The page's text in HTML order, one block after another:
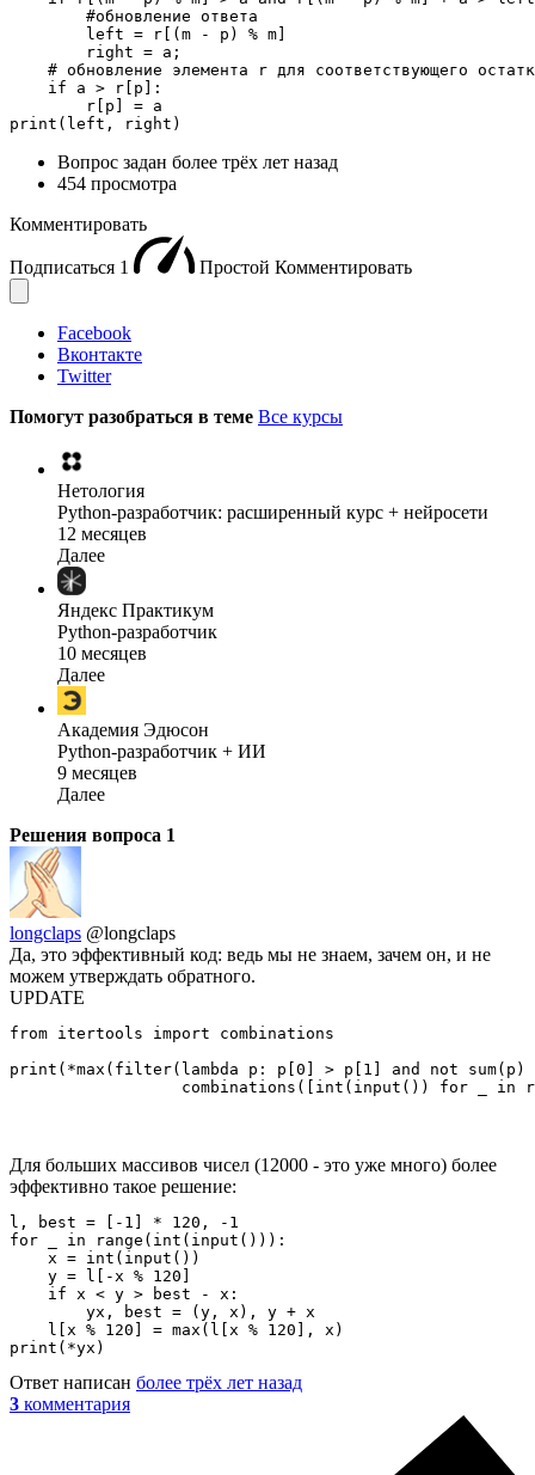
        #обновление ответа
        left = r[(m - p) % m]
        right = a;
# обновление элемента r для соответствующего
    if a > r[p]:
        r[p] = a
print(left, right)
Вопрос задан более трёх лет назад
454 просмотра
Комментировать
Подписаться 1 Простой Комментировать
Facebook
Вконтакте
Twitter
Помогут разобраться в теме Все курсы
Нетология
Python-разработчик: расширенный курс + нейросети
12 месяцев
Далее
Яндекс Практикум
Python-разработчик
10 месяцев
Далее
Академия Эдюсон
Python-разработчик + ИИ
9 месяцев
Далее
Решения вопроса 1
longclaps @longclaps
Да, это эффективный код: ведь мы не знаем, зачем он, и не
можем утверждать обратного.
UPDATE
from itertools import combinations
print(*max(filter(lambda p: p[0] > p[1] and not sum(p)
combinations([int(input()) for _ in
Для больших массивов чисел (12000 - это уже много) более
эффективно такое решение:
l, best = [-1] * 120, -1
for _ in range(int(input())):
    x = int(input())
    y = l[-x % 120]
    if x < y > best - x:
        yx, best = (y, x), y + x
    l[x % 120] = max(l[x % 120], x)
print(*yx)
Ответ написан более трёх лет назад
3 комментария